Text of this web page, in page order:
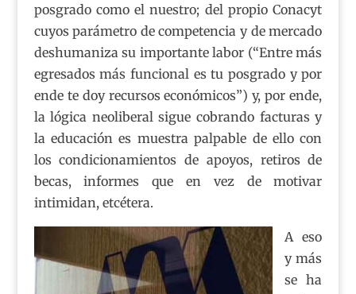
posgrado como el nuestro; del propio Conacyt
cuyos parámetro de competencia y de mercado
deshumaniza su importante labor (“Entre más
egresados más funcional es tu posgrado y por
ende te doy recursos económicos”) y, por ende,
la lógica neoliberal sigue cobrando facturas y
la educación es muestra palpable de ello con
los condicionamientos de apoyos, retiros de
becas, informes que en vez de motivar
intimidan, etcétera.
A eso
y más
se ha